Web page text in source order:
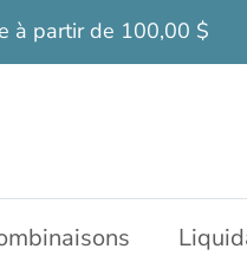
à partir de 100,00 $